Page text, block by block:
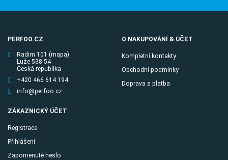
PERFOO.CZ
Radim 101 (mapa)
Luže 538 54
Česká republika
+420 466 614 194
info@perfoo.cz
O NAKUPOVÁNÍ & ÚČET
Kompletní kontakty
Obchodní podmínky
Doprava a platba
ZÁKAZNICKÝ ÚČET
Registrace
Přihlášení
Zapomenuté heslo